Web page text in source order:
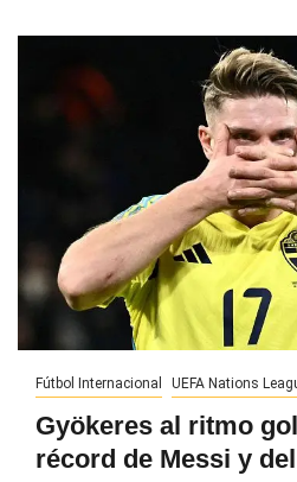
Fútbol Internacional UEFA Nations
Gyökeres al ritmo
récord de Messi y